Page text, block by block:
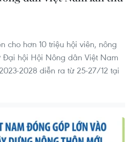
cho hơn 10 triệu hội viên, nông
hội Hội Nông dân Việt Nam
2028 diễn ra từ 25-27/12 tại